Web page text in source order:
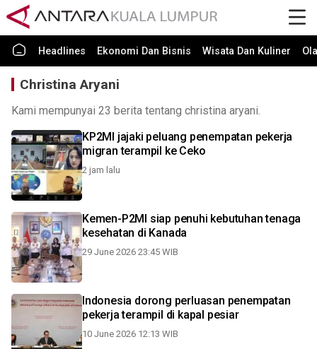
Headlines Ekonomi Dan Bisnis Wisata Dan Kuliner
Christina Aryani
Kami mempunyai 23 berita tentang christina aryani.
KP2MI jajaki peluang penempatan pekerja
migran terampil ke Ceko
2 jam lalu
Kemen-P2MI siap penuhi kebutuhan tenaga
kesehatan di Kanada
29 June 2026 23:45 WIB
Indonesia dorong perluasan penempatan
pekerja terampil di kapal pesiar
10 June 2026 12:13 WIB